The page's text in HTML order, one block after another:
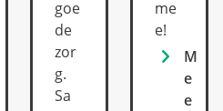
goe
de
zor
g.
Sa
me
e!
M
e
e